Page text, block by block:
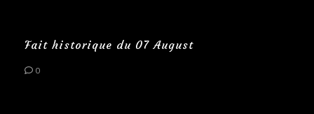
Fait historique du 07 August
0